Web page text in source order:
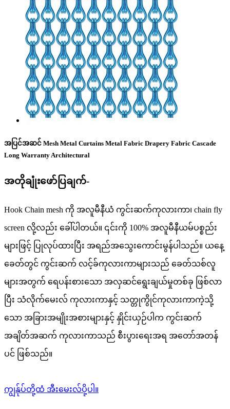
အပြင်အဆင် Mesh Metal Curtains Metal Fabric Drapery Fabric Cascade
Long Warranty Architectural
အတိုချုံးဖော်ပြချက်-
Hook Chain mesh ကို အလူမီနီယံ ကွင်းဆက်ကုလားကာ၊ chain fly
screen လို့လည်း ခေါ်ပါတယ်။ ၎င်းကို 100% အလူမီနီယမ်ပစ္စည်း
များဖြင့် ပြုလုပ်ထားပြီး အရည်အသွေးကောင်းမွန်ပါသည်။ ယနေ့
ခေတ်တွင် ကွင်းဆက် လင့်ခ်ကုလားကာများသည် ခေတ်သစ်လူ
များအတွက် ရေပန်းစားသော အလှဆင်ရွေးချယ်မှုတစ်ခု ဖြစ်လာ
ပြီး သံလိုက်မေးလ် ကုလားကာနှင့် သတ္တုကွိုင်ကုလားကာကဲ့သို့
သော အခြားအမျိုးအစားများနှင့် နှိုင်းယှဉ်ပါက ကွင်းဆက်
အချိတ်အဆက် ကုလားကာသည် စီးပွားရေးအရ အတော်အတန်
ပင် ဖြစ်သည်။
ကျွန်ုပ်တို့ထံ အီးမေးလ်ပို့ပါ။